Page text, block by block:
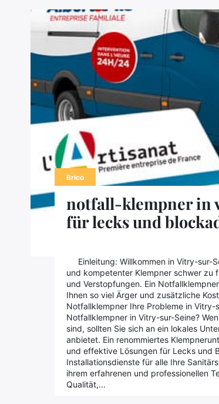
Brico
notfall-klempner in
für lecks und
Einleitung: Willkommen in Vitry-sur-
und kompetenter Klempner schwer zu
und Verstopfungen. Ein
Ihnen so viel Ärger und zusätzliche
Notfallklempner Ihre Probleme in
Notfallklempner in Vitry-sur-Seine?
sind, sollten Sie sich an ein lokales
anbietet. Ein renommiertes
und effektive Lösungen für Lecks und
Installationsdienste für alle Ihre
ihrem erfahrenen und professionellen
Qualität,...